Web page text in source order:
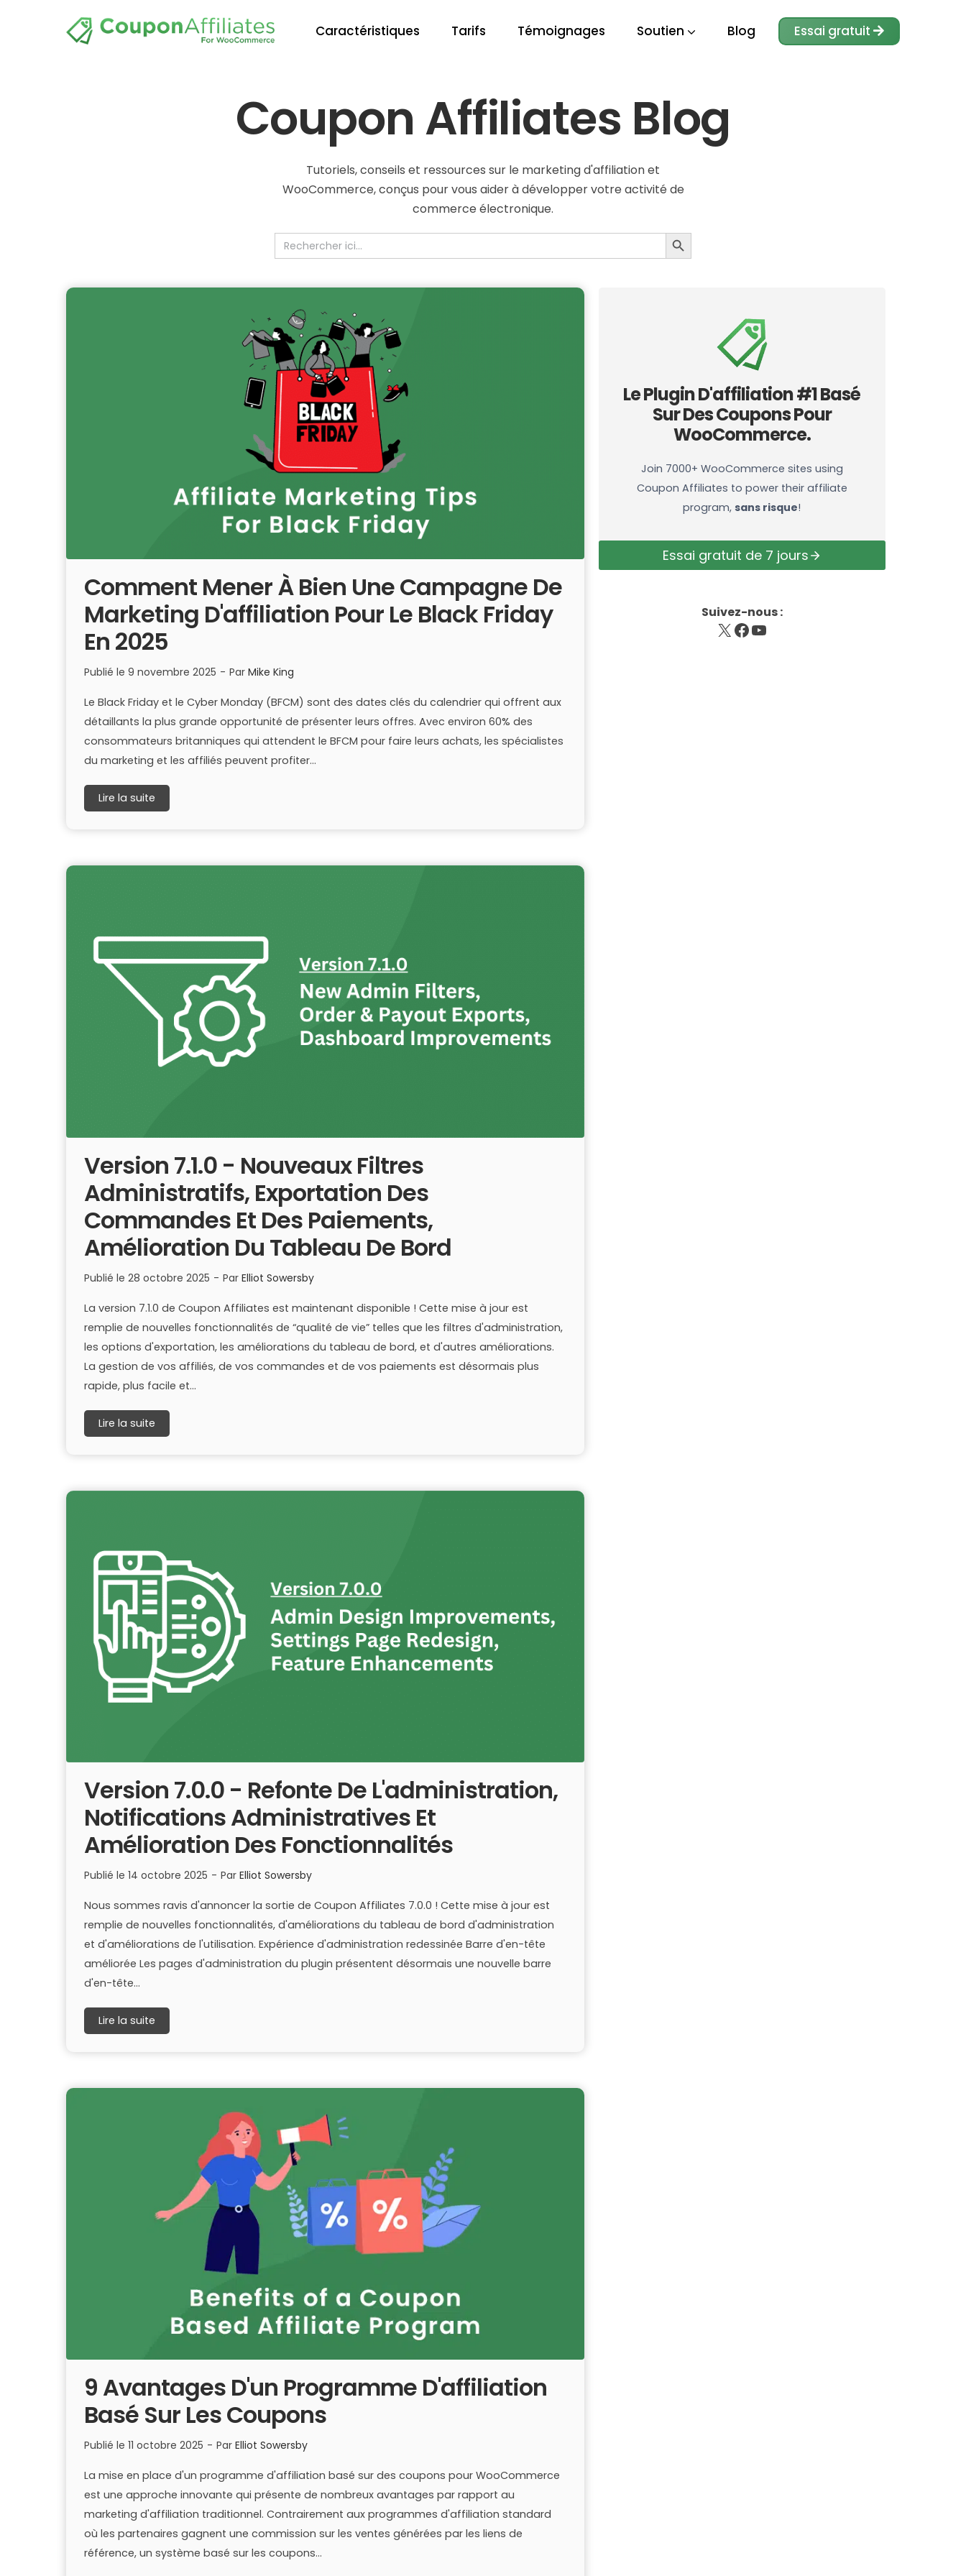
Caractéristiques Tarifs Témoignages Soutien Blog Essai gratuit
Coupon Affiliates Blog
Tutoriels, conseils et ressources sur le marketing d'affiliation et
WooCommerce, conçus pour vous aider à développer votre activité de
commerce électronique.
Recherche
de
Bouton De Recherche
Comment Mener À Bien Une Campagne De
Marketing D'affiliation Pour Le Black Friday
En 2025
Publié le 9 novembre 2025 - Par Mike King
Le Black Friday et le Cyber Monday (BFCM) sont des dates clés du calendrier qui offrent aux
détaillants la plus grande opportunité de présenter leurs offres. Avec environ 60% des
consommateurs britanniques qui attendent le BFCM pour faire leurs achats, les spécialistes
du marketing et les affiliés peuvent profiter...
Lire la suite
Version 7.1.0 - Nouveaux Filtres
Administratifs, Exportation Des
Commandes Et Des Paiements,
Amélioration Du Tableau De Bord
Publié le 28 octobre 2025 - Par Elliot Sowersby
La version 7.1.0 de Coupon Affiliates est maintenant disponible ! Cette mise à jour est
remplie de nouvelles fonctionnalités de “qualité de vie” telles que les filtres d'administration,
les options d'exportation, les améliorations du tableau de bord, et d'autres améliorations.
La gestion de vos affiliés, de vos commandes et de vos paiements est désormais plus
rapide, plus facile et...
Lire la suite
Version 7.0.0 - Refonte De L'administration,
Notifications Administratives Et
Amélioration Des Fonctionnalités
Publié le 14 octobre 2025 - Par Elliot Sowersby
Nous sommes ravis d'annoncer la sortie de Coupon Affiliates 7.0.0 ! Cette mise à jour est
remplie de nouvelles fonctionnalités, d'améliorations du tableau de bord d'administration
et d'améliorations de l'utilisation. Expérience d'administration redessinée Barre d'en-tête
améliorée Les pages d'administration du plugin présentent désormais une nouvelle barre
d'en-tête...
Lire la suite
9 Avantages D'un Programme D'affiliation
Basé Sur Les Coupons
Publié le 11 octobre 2025 - Par Elliot Sowersby
La mise en place d'un programme d'affiliation basé sur des coupons pour WooCommerce
est une approche innovante qui présente de nombreux avantages par rapport au
marketing d'affiliation traditionnel. Contrairement aux programmes d'affiliation standard
où les partenaires gagnent une commission sur les ventes générées par les liens de
référence, un système basé sur les coupons...
Le Plugin D'affiliation #1 Basé
Sur Des Coupons Pour
WooCommerce.
Join 7000+ WooCommerce sites using
Coupon Affiliates to power their affiliate
program,sans risque!
Essai gratuit de 7 jours
Suivez-nous :